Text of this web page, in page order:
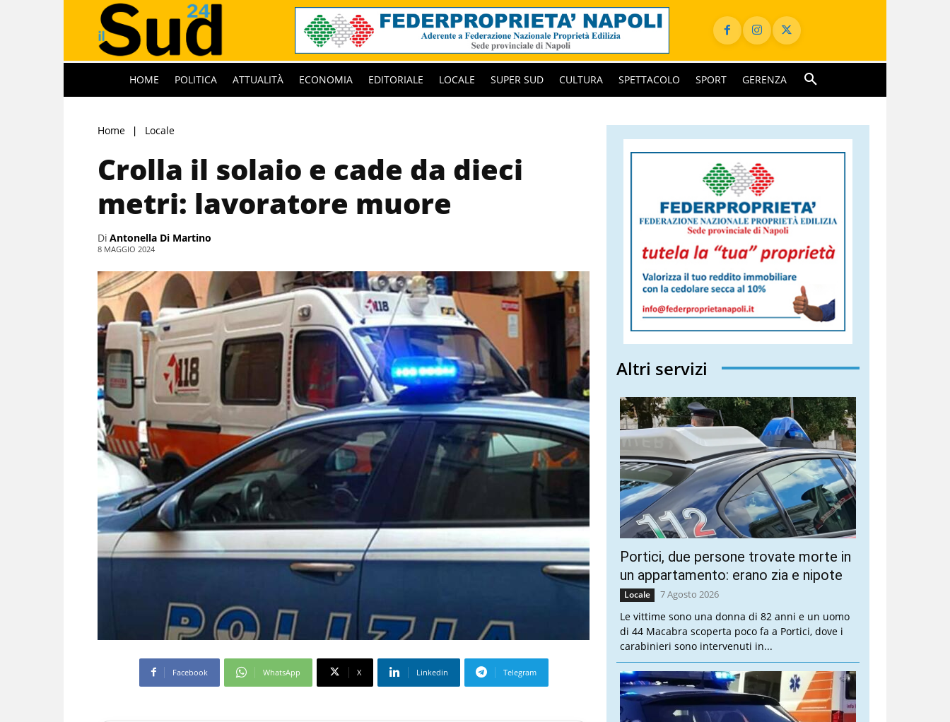
HOME POLITICA ATTUALITÀ ECONOMIA EDITORIALE LOCALE SUPER SUD CULTURA SPETTACOLO SPORT GERENZA
Home Locale
Crolla il solaio e cade da dieci
metri: lavoratore muore
Di Antonella Di Martino
8 MAGGIO 2024
Facebook WhatsApp X Linkedin Telegram
Altri servizi
Portici, due persone trovate morte in
un appartamento: erano zia e nipote
Locale 7 Agosto 2026
Le vittime sono una donna di 82 anni e un uomo
di 44 Macabra scoperta poco fa a Portici, dove i
carabinieri sono intervenuti in...